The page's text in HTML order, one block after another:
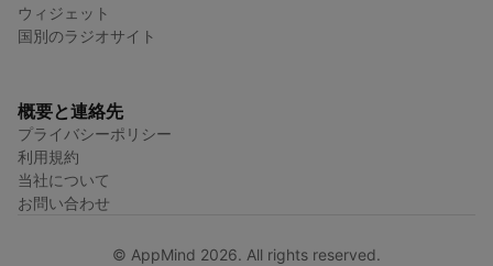
ウィジェット
国別のラジオサイト
概要と連絡先
プライバシーポリシー
利用規約
当社について
お問い合わせ
© AppMind 2026. All rights reserved.